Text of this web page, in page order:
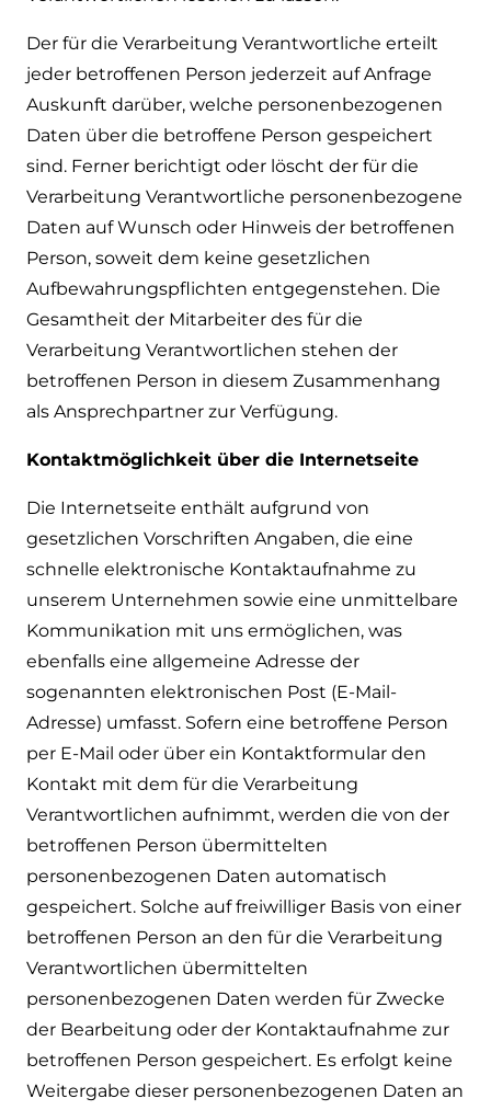
Der für die Verarbeitung Verantwortliche erteilt
jeder betroffenen Person jederzeit auf Anfrage
Auskunft darüber, welche personenbezogenen
Daten über die betroffene Person gespeichert
sind. Ferner berichtigt oder löscht der für die
Verarbeitung Verantwortliche personenbezogene
Daten auf Wunsch oder Hinweis der betroffenen
Person, soweit dem keine gesetzlichen
Aufbewahrungspflichten entgegenstehen. Die
Gesamtheit der Mitarbeiter des für die
Verarbeitung Verantwortlichen stehen der
betroffenen Person in diesem Zusammenhang
als Ansprechpartner zur Verfügung.
Kontaktmöglichkeit über die Internetseite
Die Internetseite enthält aufgrund von
gesetzlichen Vorschriften Angaben, die eine
schnelle elektronische Kontaktaufnahme zu
unserem Unternehmen sowie eine unmittelbare
Kommunikation mit uns ermöglichen, was
ebenfalls eine allgemeine Adresse der
sogenannten elektronischen Post (E-Mail-
Adresse) umfasst. Sofern eine betroffene Person
per E-Mail oder über ein Kontaktformular den
Kontakt mit dem für die Verarbeitung
Verantwortlichen aufnimmt, werden die von der
betroffenen Person übermittelten
personenbezogenen Daten automatisch
gespeichert. Solche auf freiwilliger Basis von einer
betroffenen Person an den für die Verarbeitung
Verantwortlichen übermittelten
personenbezogenen Daten werden für Zwecke
der Bearbeitung oder der Kontaktaufnahme zur
betroffenen Person gespeichert. Es erfolgt keine
Weitergabe dieser personenbezogenen Daten an